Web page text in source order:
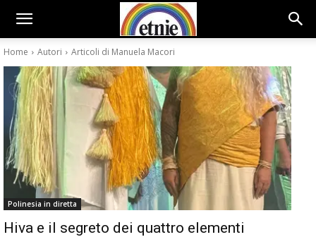
Home Autori Articoli di Manuela Macori
Polinesia in diretta
Hiva e il segreto dei quattro elementi